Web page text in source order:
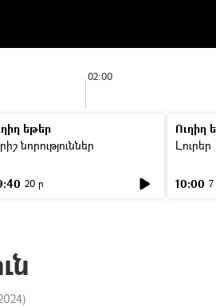
02:00
եթեր
նորություններ
20 ր
Ուղիղ
Լուրեր
10:00 7
)